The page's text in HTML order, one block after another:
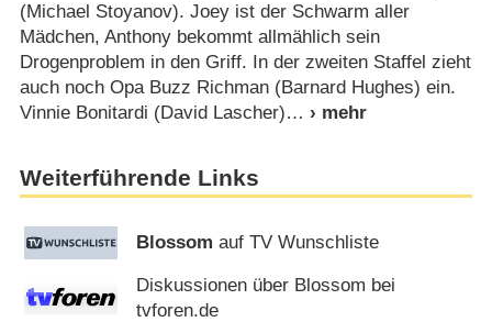
(Michael Stoyanov). Joey ist der Schwarm aller
Mädchen, Anthony bekommt allmählich sein
Drogenproblem in den Griff. In der zweiten Staffel zieht
auch noch Opa Buzz Richman (Barnard Hughes) ein.
Vinnie Bonitardi (David Lascher)
Weiterführende Links
Blossom auf TV Wunschliste
Diskussionen über Blossom bei
tvforen.de